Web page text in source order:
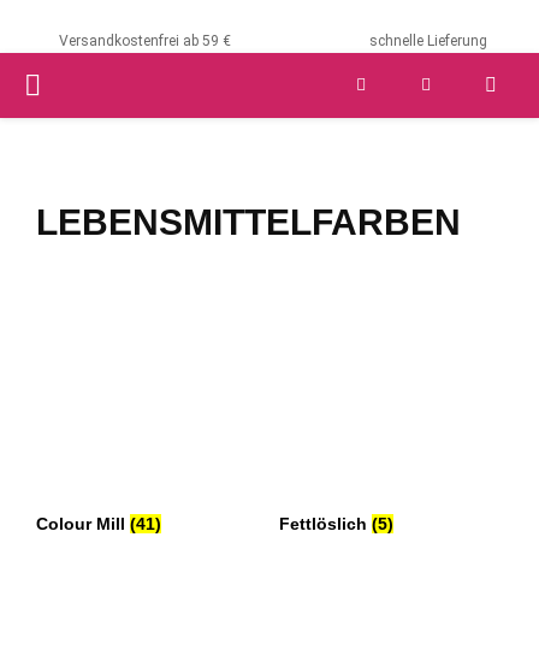
Versandkostenfrei ab 59 € schnelle Lieferung
PRIMARY
LEBENSMITTELFARBEN
Colour Mill (41) Fettlöslich (5)